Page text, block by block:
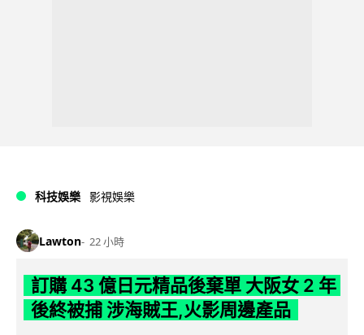
科技娛樂 影視娛樂
Lawton 22 小時
訂購 43 億日元精品後棄單 大阪女 2 年
後終被捕 涉海賊王,火影周邊產品